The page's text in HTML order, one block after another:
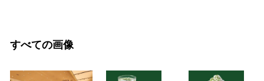
すべての画像